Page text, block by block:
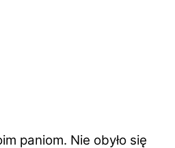
paniom. Nie obyło się